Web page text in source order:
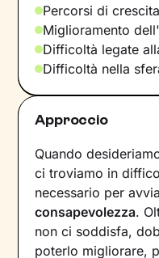
Percorsi di
Miglioramento
Difficoltà legate
Difficoltà nella
Approccio
Quando
ci troviamo in
necessario per
consapevolezza.
non ci soddisfa,
poterlo migliorare,